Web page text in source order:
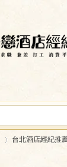
台北酒店經紀推